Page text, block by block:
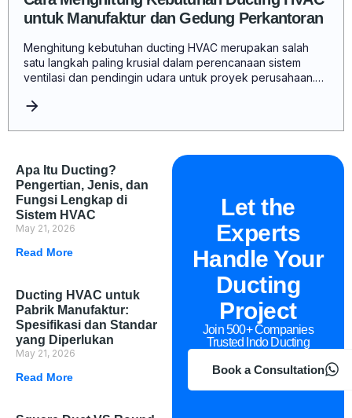
untuk Manufaktur dan Gedung Perkantoran
Menghitung kebutuhan ducting HVAC merupakan salah
satu langkah paling krusial dalam perencanaan sistem
ventilasi dan pendingin udara untuk proyek perusahaan.…
Apa Itu Ducting?
Pengertian, Jenis, dan
Fungsi Lengkap di
Sistem HVAC
May 21, 2026
Read More
Ducting HVAC untuk
Pabrik Manufaktur:
Spesifikasi dan Standar
yang Diperlukan
May 21, 2026
Read More
Let the
Experts
Handle Your
Ducting
Project
Join 500+ Companies
Trusted Indo Ducting
Book a Consultation